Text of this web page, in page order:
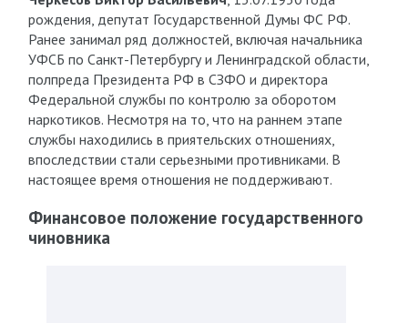
рождения, депутат Государственной Думы ФС РФ.
Ранее занимал ряд должностей, включая начальника
УФСБ по Санкт-Петербургу и Ленинградской области,
полпреда Президента РФ в СЗФО и директора
Федеральной службы по контролю за оборотом
наркотиков. Несмотря на то, что на раннем этапе
службы находились в приятельских отношениях,
впоследствии стали серьезными противниками. В
настоящее время отношения не поддерживают.
Финансовое положение государственного
чиновника